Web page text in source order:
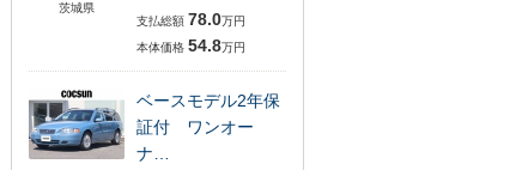
茨城県
支払総額 78.0万円
本体価格 54.8万円
ベースモデル2年保
証付 ワンオー
ナ…